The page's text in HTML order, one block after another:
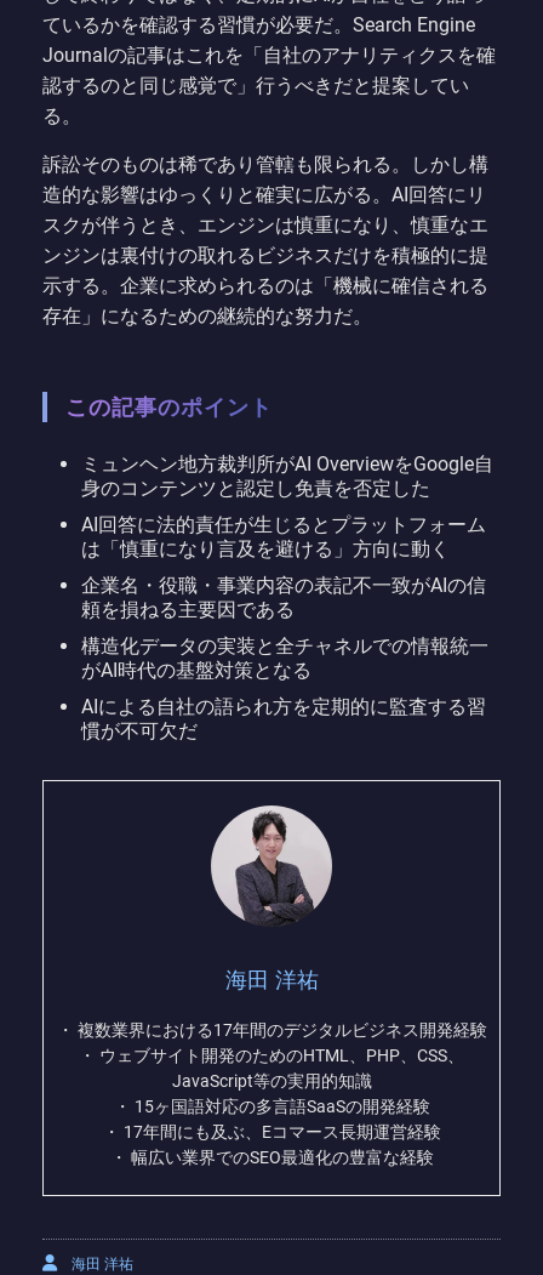
ているかを確認する習慣が必要だ。Search Engine
Journalの記事はこれを「自社のアナリティクスを確
認するのと同じ感覚で」行うべきだと提案してい
る。
訴訟そのものは稀であり管轄も限られる。しかし構
造的な影響はゆっくりと確実に広がる。AI回答にリ
スクが伴うとき、エンジンは慎重になり、慎重なエ
ンジンは裏付けの取れるビジネスだけを積極的に提
示する。企業に求められるのは「機械に確信される
存在」になるための継続的な努力だ。
この記事のポイント
ミュンヘン地方裁判所がAI OverviewをGoogle自
身のコンテンツと認定し免責を否定した
AI回答に法的責任が生じるとプラットフォーム
は「慎重になり言及を避ける」方向に動く
企業名・役職・事業内容の表記不一致がAIの信
頼を損ねる主要因である
構造化データの実装と全チャネルでの情報統一
がAI時代の基盤対策となる
AIによる自社の語られ方を定期的に監査する習
慣が不可欠だ
海田 洋祐
・ 複数業界における17年間のデジタルビジネス開発経験
・ ウェブサイト開発のためのHTML、PHP、CSS、
JavaScript等の実用的知識
・ 15ヶ国語対応の多言語SaaSの開発経験
・ 17年間にも及ぶ、Eコマース長期運営経験
・ 幅広い業界でのSEO最適化の豊富な経験
海田 洋祐